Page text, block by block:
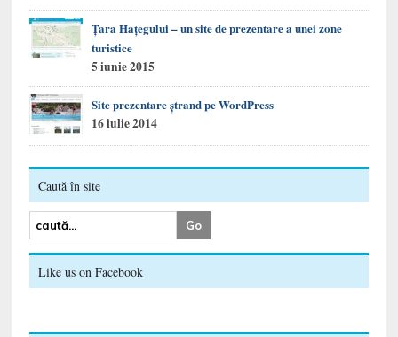
Țara Hațegului – un site de prezentare a unei zone
turistice
5 iunie 2015
Site prezentare ștrand pe WordPress
16 iulie 2014
Caută în site
Like us on Facebook